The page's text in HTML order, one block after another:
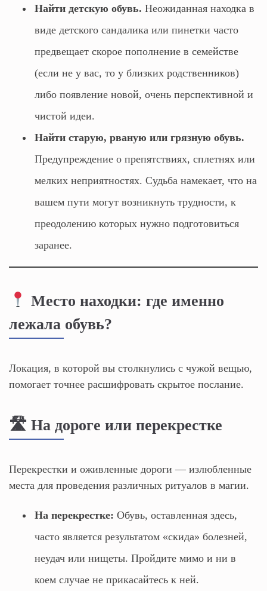
Найти детскую обувь. Неожиданная находка в
виде детского сандалика или пинетки часто
предвещает скорое пополнение в семействе
(если не у вас, то у близких родственников)
либо появление новой, очень перспективной и
чистой идеи.
Найти старую, рваную или грязную обувь.
Предупреждение о препятствиях, сплетнях или
мелких неприятностях. Судьба намекает, что на
вашем пути могут возникнуть трудности, к
преодолению которых нужно подготовиться
заранее.
Место находки: где именно
лежала обувь?
Локация, в которой вы столкнулись с чужой вещью,
помогает точнее расшифровать скрытое послание.
🛣 На дороге или перекрестке
Перекрестки и оживленные дороги — излюбленные
места для проведения различных ритуалов в магии.
На перекрестке: Обувь, оставленная здесь,
часто является результатом «скида» болезней,
неудач или нищеты. Пройдите мимо и ни в
коем случае не прикасайтесь к ней.